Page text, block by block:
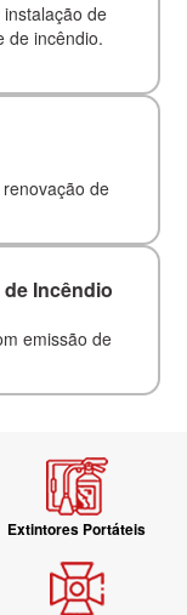
de
de incêndio.
de
Incêndio
emissão de
Extintores Portáteis